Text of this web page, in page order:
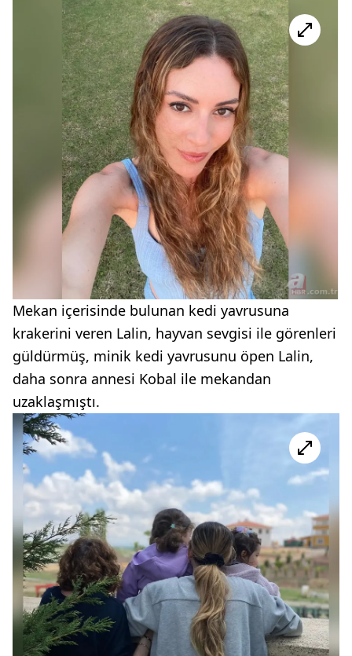
Mekan içerisinde bulunan kedi yavrusuna
krakerini veren Lalin, hayvan sevgisi ile görenleri
güldürmüş, minik kedi yavrusunu öpen Lalin,
daha sonra annesi Kobal ile mekandan
uzaklaşmıştı.